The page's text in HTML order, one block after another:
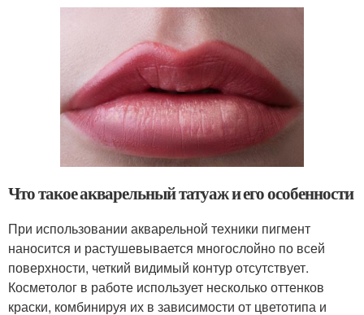
Что такое акварельный татуаж и его особенности
При использовании акварельной техники пигмент
наносится и растушевывается многослойно по всей
поверхности, четкий видимый контур отсутствует.
Косметолог в работе использует несколько оттенков
краски, комбинируя их в зависимости от цветотипа и